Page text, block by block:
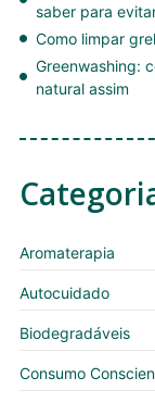
saber para
Como limpar
Greenwashing:
natural assim
Aromaterapia
Autocuidado
Biodegradáveis
Consumo